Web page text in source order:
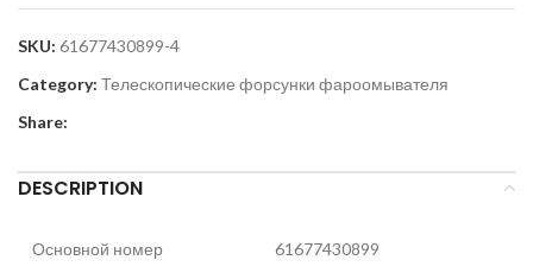
SKU: 61677430899-4
Category: Телескопические форсунки фароомывателя
Share:
DESCRIPTION
Основной номер 61677430899